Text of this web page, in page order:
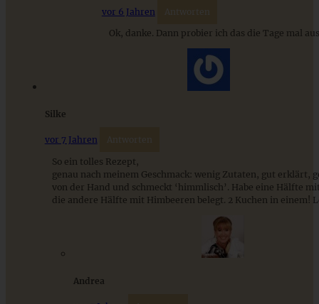
Cremiges Lemon Posset - die einfachste Zitronencreme in
ZUM BEITRAG
vor 6 Jahren Antworten
Ok, danke. Dann probier ich das die Tage mal
Silke
vor 7 Jahren Antworten
So ein tolles Rezept,
genau nach meinem Geschmack: wenig Zutaten, gut erklärt,
von der Hand und schmeckt ‘himmlisch’. Habe eine Hälfte
die andere Hälfte mit Himbeeren belegt. 2 Kuchen in einem!
Andrea